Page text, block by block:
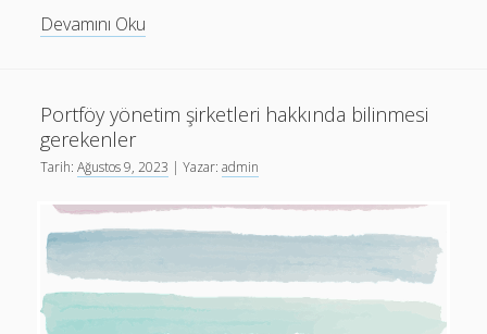
Devamını Oku
kriterleri
Portföy yönetim şirketleri hakkında bilinmesi
gerekenler
Tarih:Ağustos 9, 2023 | Yazar:admin